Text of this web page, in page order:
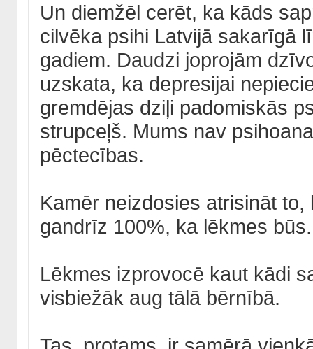
Un diemžēl cerēt, ka kāds
cilvēka psihi Latvijā sakarīgā
gadiem. Daudzi joprojām
uzskata, ka depresijai
gremdējas dziļi padomiskās
strupceļš. Mums nav
pēctecības.
Kamēr neizdosies atrisināt
gandrīz 100%, ka lēkmes būs.
Lēkmes izprovocē kaut kādi
visbiežāk aug tālā bērnībā.